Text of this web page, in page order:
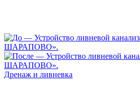
Дренаж и ливневка